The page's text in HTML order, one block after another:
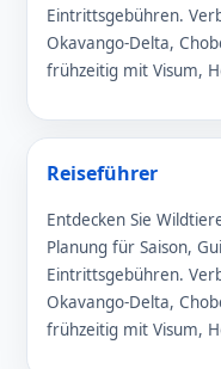
Eintrittsgebühren.
Okavango-Delta,
frühzeitig mit Visum,
Reiseführer
Entdecken Sie
Planung für Saison,
Eintrittsgebühren.
Okavango-Delta,
frühzeitig mit Visum,